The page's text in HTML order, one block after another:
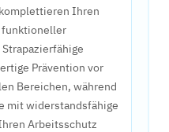
Ihren
funktioneller
Prävention vor
Bereichen, während
mit widerstandsfähige
Arbeitsschutz